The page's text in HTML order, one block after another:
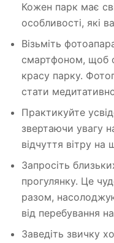
Кожен парк має
особливості, які
Візьміть
смартфоном, щоб
красу парку.
стати
Практикуйте
звертаючи увагу
відчуття вітру на
Запросіть
прогулянку. Це
разом,
від перебування
Заведіть звичку